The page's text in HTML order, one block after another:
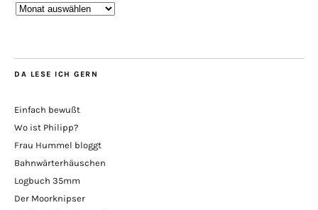
Bisher
DA LESE ICH GERN
Einfach bewußt
Wo ist Philipp?
Frau Hummel bloggt
Bahnwärterhäuschen
Logbuch 35mm
Der Moorknipser